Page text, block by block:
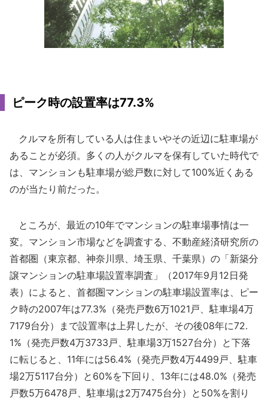
ピーク時の設置率は77.3%
クルマを所有している人は住まいやその近辺に駐車場が
あることが必須。多くの人がクルマを保有していた時代で
は、マンションも駐車場が総戸数に対して100%近くある
のが当たり前だった。
ところが、最近の10年でマンションの駐車場事情は一
変。マンション市場などを調査する、不動産経済研究所の
首都圏（東京都、神奈川県、埼玉県、千葉県）の「新築分
譲マンションの駐車場設置率調査」（2017年9月12日発
表）によると、首都圏マンションの駐車場設置率は、ピー
ク時の2007年は77.3%（発売戸数6万1021戸、駐車場4万
7179台分）まで設置率は上昇したが、その後08年に72.
1%（発売戸数4万3733戸、駐車場3万1527台分）と下落
に転じると、11年には56.4%（発売戸数4万4499戸、駐車
場2万5117台分）と60%を下回り、13年には48.0%（発売
戸数5万6478戸、駐車場は2万7475台分）と50%を割り